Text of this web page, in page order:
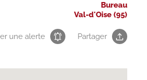
Bureau
Val-d'Oise (95)
une alerte Partager